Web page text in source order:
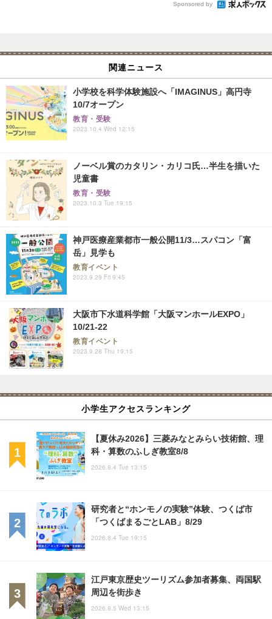
Sponsored by
関連ニュース
小学校を科学体験施設へ「IMAGINUS」高円寺
10/7オープン
教育・受験
2023.10.4 Wed 12:15
ノーベル賞のカタリン・カリコ氏…半生を描いた
児童書
教育・受験
2023.10.3 Tue 19:15
神戸医療産業都市一般公開11/3…スパコン「富
岳」見学も
教育イベント
2023.9.29 Fri 9:45
大阪市下水道科学館「大阪マンホールEXPO」
10/21-22
教育イベント
2023.9.28 Thu 19:15
小学生アクセスランキング
【夏休み2026】三菱みなとみらい技術館、理
科・算数のふしぎ教室8/8
2026.8.4 Tue 13:15
研究者と“ホンモノの実験”体験、つくば市
「つくばまるごとLAB」8/29
2026.8.4 Tue 19:15
江戸東京歴史ツーリズム参加者募集、両国駅
周辺を街歩き
2026.8.5 Wed 13:15